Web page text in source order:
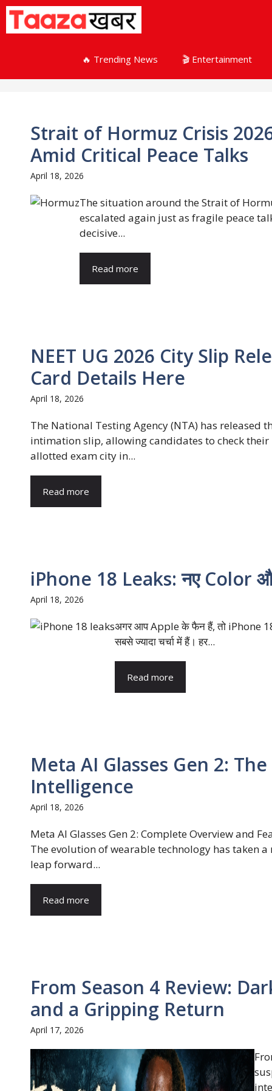
Skip
content
🔥 Trending News 🎬 Entertainment
Strait of Hormuz Crisis
Amid Critical Peace Talks
April 18, 2026
The situation around the Strait of
escalated again just as fragile peace
decisive...
Read more
NEET UG 2026 City Slip
Card Details Here
April 18, 2026
The National Testing Agency (NTA) has released
intimation slip, allowing candidates to check their
allotted exam city in...
Read more
iPhone 18 Leaks: नए Color
April 18, 2026
अगर आप Apple के फैन हैं, तो iPhone
सबसे ज्यादा चर्चा में हैं। हर...
Read more
Meta AI Glasses Gen 2:
Intelligence
April 18, 2026
Meta AI Glasses Gen 2: Complete Overview and
The evolution of wearable technology has taken
leap forward...
Read more
From Season 4 Review:
and a Gripping Return
April 17, 2026